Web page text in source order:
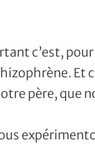
c’est,
Et
père, que